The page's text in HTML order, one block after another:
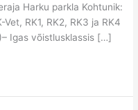
Harku parkla Kohtunik:
RK1, RK2, RK3 ja RK4
Igas võistlusklassis […]